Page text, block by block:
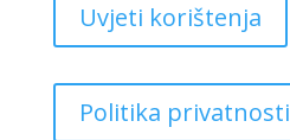
Uvjeti korištenja
Politika privatnosti